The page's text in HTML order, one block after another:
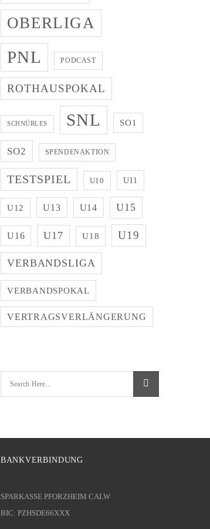
OBERLIGA
PNL PODCAST
ROTHAUSPOKAL
SCHNÜRLES SNL SO1
SO2 SPENDENAKTION
TESTSPIEL U10 U11
U12 U13 U14 U15
U16 U17 U18 U19
VERBANDSLIGA
VERBANDSPOKAL
VERTRAGSVERLÄNGERUNG
BANKVERBINDUNG
SPARKASSE PFORZHEIM CALW
BIC: PZHSDE66XXX